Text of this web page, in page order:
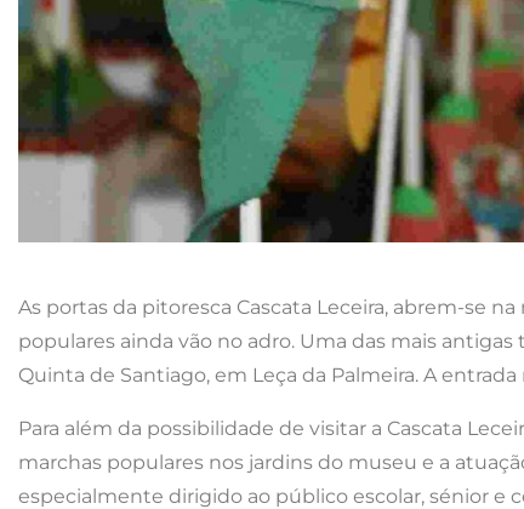
As portas da pitoresca Cascata Leceira, abrem-se
populares ainda vão no adro. Uma das mais
Quinta de Santiago, em Leça da Palmeira. A
Para além da possibilidade de visitar a Cascata
marchas populares nos jardins do museu e a
especialmente dirigido ao público escolar, sénior e